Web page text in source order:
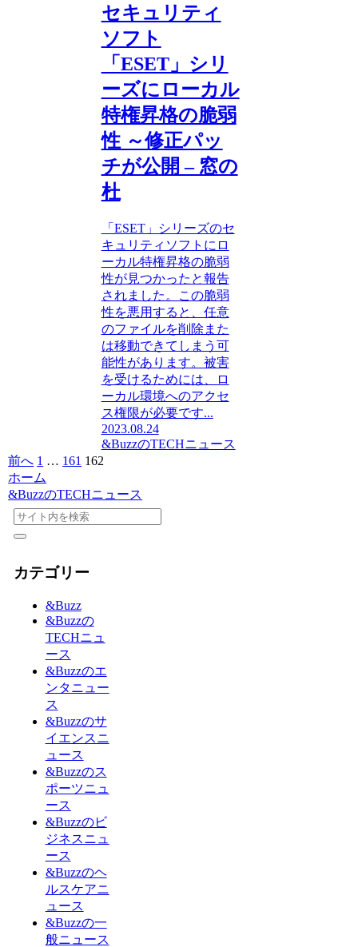
セキュリティ
ソフト
「ESET」シリ
ーズにローカル
特権昇格の脆弱
性 ～修正パッ
チが公開 – 窓の
杜
「ESET」シリーズのセ
キュリティソフトにロ
ーカル特権昇格の脆弱
性が見つかったと報告
されました。この脆弱
性を悪用すると、任意
のファイルを削除また
は移動できてしまう可
能性があります。被害
を受けるためには、ロ
ーカル環境へのアクセ
ス権限が必要です...
2023.08.24
&BuzzのTECHニュース
前へ 1 … 161 162
ホーム
&BuzzのTECHニュース
カテゴリー
&Buzz
&Buzzの
TECHニュ
ース
&Buzzのエ
ンタニュー
ス
&Buzzのサ
イエンスニ
ュース
&Buzzのス
ポーツニュ
ース
&Buzzのビ
ジネスニュ
ース
&Buzzのヘ
ルスケアニ
ュース
&Buzzの一
般ニュース